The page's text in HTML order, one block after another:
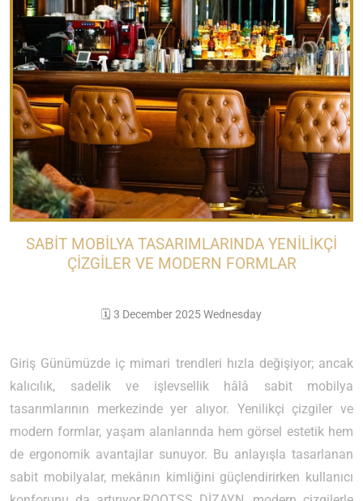
SABIT MOBILYA TASARIMLARINDA YENILIKÇI
ÇIZGILER VE MODERN FORMLAR
🗓️ 3 December 2025 Wednesday
Giriş Günümüzde iç mimari trendleri hızla değişiyor; ancak
kalıcılık, sadelik ve işlevsellik hâlâ sabit mobilya
tasarımlarının merkezinde yer alıyor. Yenilikçi çizgiler ve
modern formlar, yaşam alanlarında hem görsel estetik hem
de ergonomik avantajlar sunuyor. Bu anlayışla tasarlanan
sabit mobilyalar, mekânın kimliğini güçlendirirken kullanıcı